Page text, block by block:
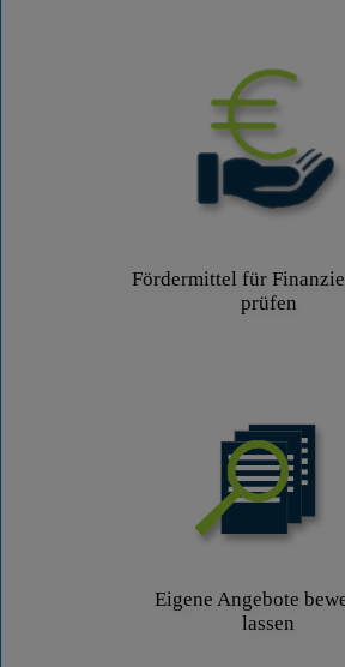
Fördermittel für
prüfen
Eigene Angebote
lassen